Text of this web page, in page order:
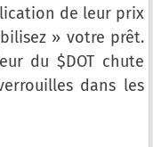
de leur prix
» votre prêt.
du $DOT chute
dans les